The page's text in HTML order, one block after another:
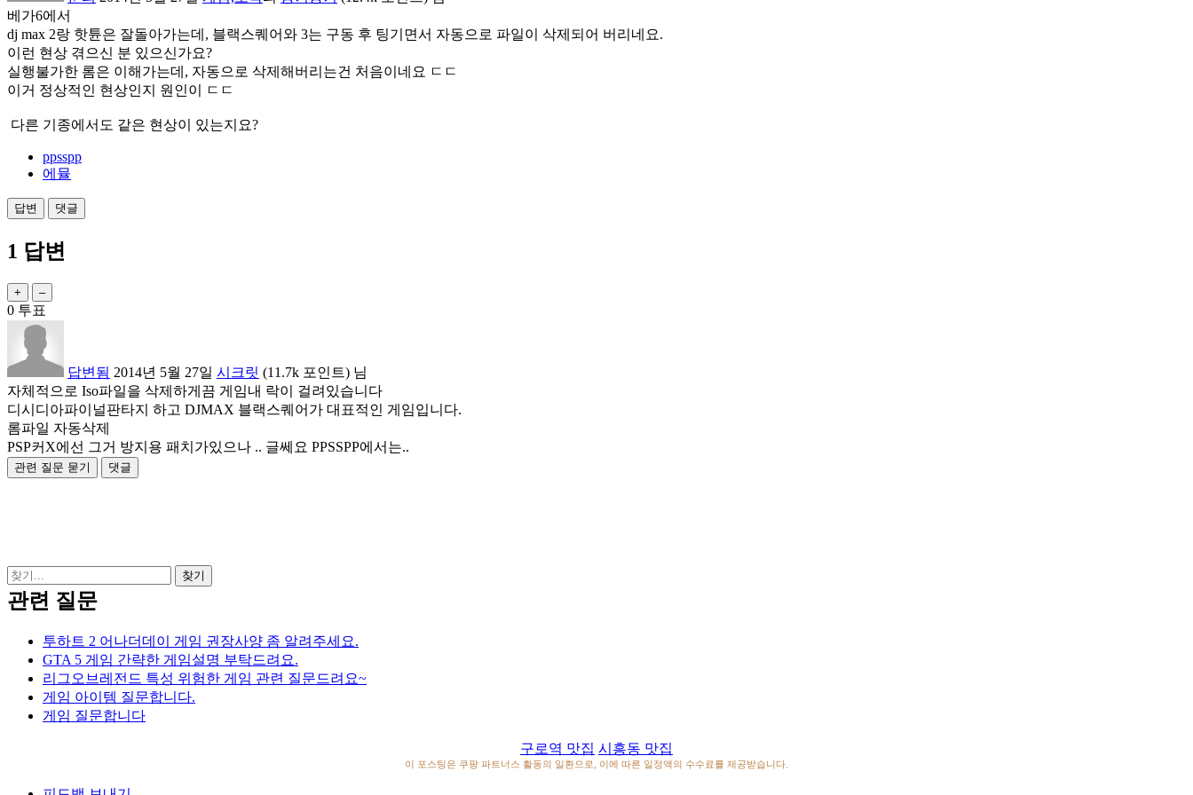
베가6에서
dj max 2랑 핫튠은 잘돌아가는데, 블랙스퀘어와 3는 구동 후 팅기면서 자동으로 파일이 삭제되어 버리네요.
이런 현상 겪으신 분 있으신가요?
실행불가한 롬은 이해가는데, 자동으로 삭제해버리는건 처음이네요 ㄷㄷ
이거 정상적인 현상인지 원인이 ㄷㄷ
다른 기종에서도 같은 현상이 있는지요?
ppsspp
에뮬
1 답변
0 투표
답변됨 2014년 5월 27일 시크릿 (11.7k 포인트) 님
자체적으로 Iso파일을 삭제하게끔 게임내 락이 걸려있습니다
디시디아파이널판타지 하고 DJMAX 블랙스퀘어가 대표적인 게임입니다.
롬파일 자동삭제
PSP커X에선 그거 방지용 패치가있으나 .. 글쎄요 PPSSPP에서는..
관련 질문
투하트 2 어나더데이 게임 권장사양 좀 알려주세요.
GTA 5 게임 간략한 게임설명 부탁드려요.
리그오브레전드 특성 위험한 게임 관련 질문드려요~
게임 아이템 질문합니다.
게임 질문합니다
구로역 맛집 시흥동 맛집
이 포스팅은 쿠팡 파트너스 활동의 일환으로, 이에 따른 일정액의 수수료를 제공받습니다.